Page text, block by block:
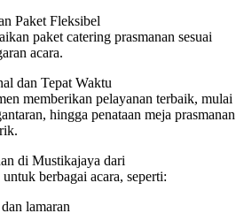
Paket Fleksibel
paket catering prasmanan sesuai
acara.
dan Tepat Waktu
memberikan pelayanan terbaik, mulai
hingga penataan meja prasmanan
di Mustikajaya dari
berbagai acara, seperti:
lamaran